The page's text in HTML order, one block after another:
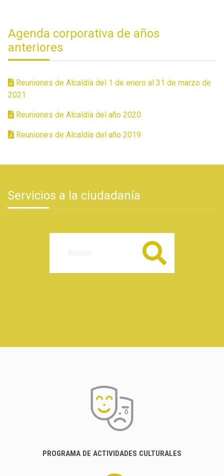
Agenda corporativa de años
anteriores
Reuniones de Alcaldía del 1 de enero al 31 de marzo de
2021
Reuniones de Alcaldía del año 2020
Reuniones de Alcaldía del año 2019
Servicios a la ciudadanía
Buscar
PROGRAMA DE ACTIVIDADES CULTURALES